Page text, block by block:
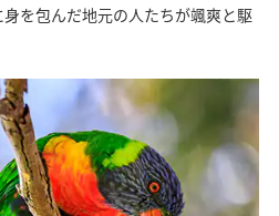
を包んだ地元の人たちが颯爽と駆